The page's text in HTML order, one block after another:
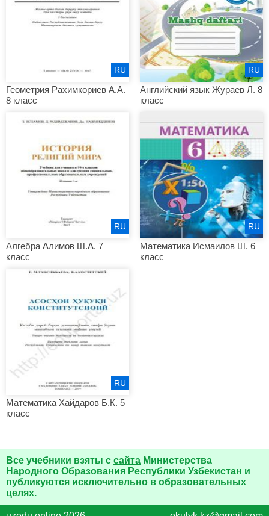
Геометрия Рахимкориев А.А.
8 класс
RU
Английский язык Жураев Л. 8
класс
RU
Алгебра Алимов Ш.А. 7
класс
RU
Математика Исмаилов Ш. 6
класс
RU
Математика Хайдаров Б.К. 5
класс
RU
Все учебники взяты с сайта Министерства
Народного Образования Республики Узбекистан и
публикуются исключительно в образовательных
целях.